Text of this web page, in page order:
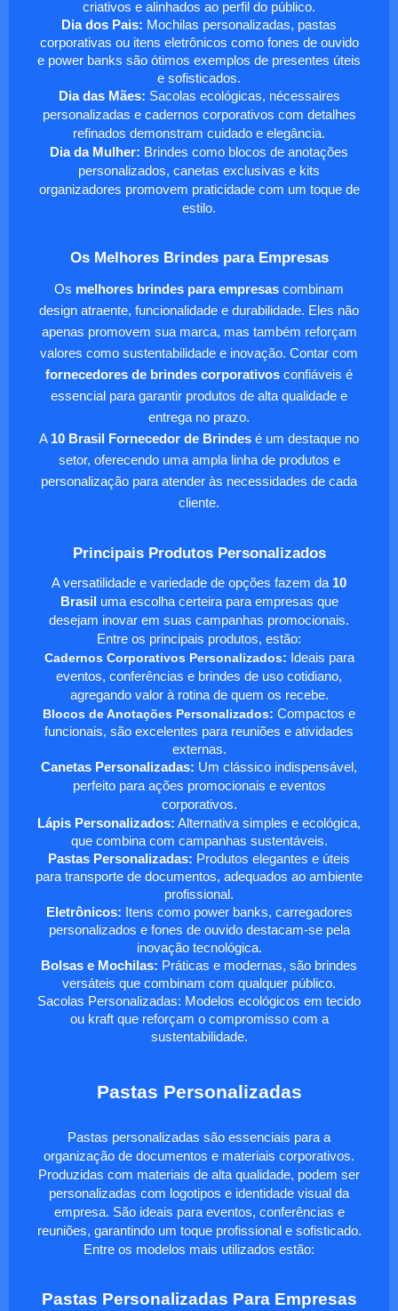
criativos e alinhados ao perfil do público.
Dia dos Pais: Mochilas personalizadas, pastas
corporativas ou itens eletrônicos como fones de ouvido
e power banks são ótimos exemplos de presentes úteis
e sofisticados.
Dia das Mães: Sacolas ecológicas, nécessaires
personalizadas e cadernos corporativos com detalhes
refinados demonstram cuidado e elegância.
Dia da Mulher: Brindes como blocos de anotações
personalizados, canetas exclusivas e kits
organizadores promovem praticidade com um toque de
estilo.
Os Melhores Brindes para Empresas
Os melhores brindes para empresas combinam
design atraente, funcionalidade e durabilidade. Eles não
apenas promovem sua marca, mas também reforçam
valores como sustentabilidade e inovação. Contar com
fornecedores de brindes corporativos confiáveis é
essencial para garantir produtos de alta qualidade e
entrega no prazo.
A 10 Brasil Fornecedor de Brindes é um destaque no
setor, oferecendo uma ampla linha de produtos e
personalização para atender às necessidades de cada
cliente.
Principais Produtos Personalizados
A versatilidade e variedade de opções fazem da 10
Brasil uma escolha certeira para empresas que
desejam inovar em suas campanhas promocionais.
Entre os principais produtos, estão:
Cadernos Corporativos Personalizados: Ideais para
eventos, conferências e brindes de uso cotidiano,
agregando valor à rotina de quem os recebe.
Blocos de Anotações Personalizados: Compactos e
funcionais, são excelentes para reuniões e atividades
externas.
Canetas Personalizadas: Um clássico indispensável,
perfeito para ações promocionais e eventos
corporativos.
Lápis Personalizados: Alternativa simples e ecológica,
que combina com campanhas sustentáveis.
Pastas Personalizadas: Produtos elegantes e úteis
para transporte de documentos, adequados ao ambiente
profissional.
Eletrônicos: Itens como power banks, carregadores
personalizados e fones de ouvido destacam-se pela
inovação tecnológica.
Bolsas e Mochilas: Práticas e modernas, são brindes
versáteis que combinam com qualquer público.
Sacolas Personalizadas: Modelos ecológicos em tecido
ou kraft que reforçam o compromisso com a
sustentabilidade.
Pastas Personalizadas
Pastas personalizadas são essenciais para a
organização de documentos e materiais corporativos.
Produzidas com materiais de alta qualidade, podem ser
personalizadas com logotipos e identidade visual da
empresa. São ideais para eventos, conferências e
reuniões, garantindo um toque profissional e sofisticado.
Entre os modelos mais utilizados estão:
Pastas Personalizadas Para Empresas